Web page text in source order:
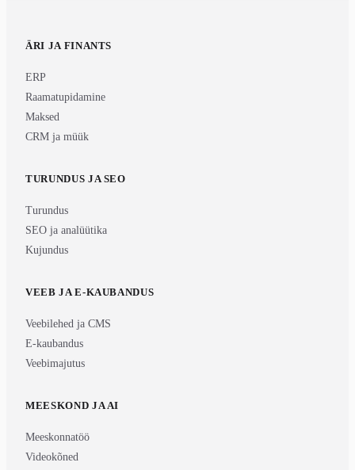
ÄRI JA FINANTS
ERP
Raamatupidamine
Maksed
CRM ja müük
TURUNDUS JA SEO
Turundus
SEO ja analüütika
Kujundus
VEEB JA E-KAUBANDUS
Veebilehed ja CMS
E-kaubandus
Veebimajutus
MEESKOND JA AI
Meeskonnatöö
Videokõned